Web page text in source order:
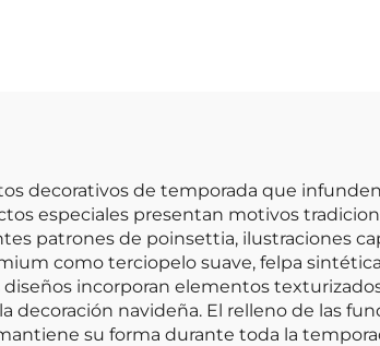
decorativos de temporada que
especiales presentan motivos
patrones de poinsettia, ilustraciones
como terciopelo suave, felpa
incorporan elementos
decoración navideña. El relleno de las
su forma durante toda la